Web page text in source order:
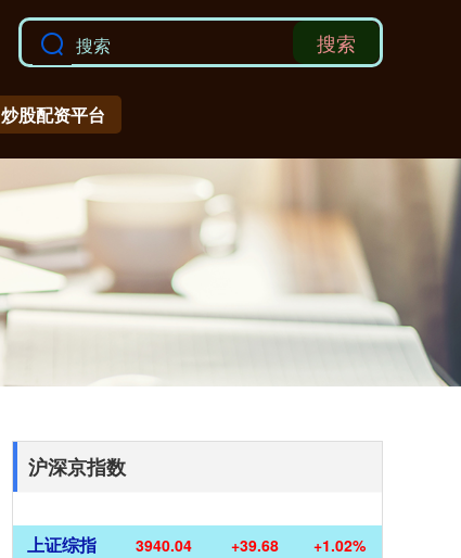
搜索
炒股配资平台
沪深京指数
上证综指 3940.04 +39.68 +1.02%